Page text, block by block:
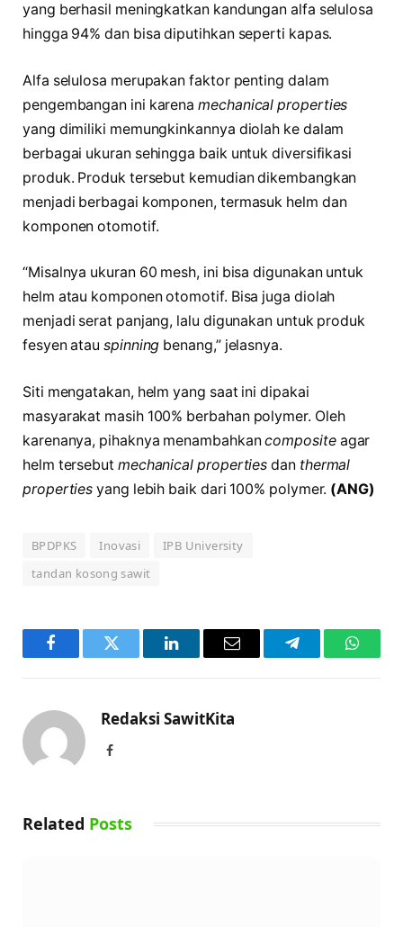
yang berhasil meningkatkan kandungan alfa selulosa
hingga 94% dan bisa diputihkan seperti kapas.
Alfa selulosa merupakan faktor penting dalam
pengembangan ini karenamechanical properties
yang dimiliki memungkinkannya diolah ke dalam
berbagai ukuran sehingga baik untuk diversifikasi
produk. Produk tersebut kemudian dikembangkan
menjadi berbagai komponen, termasuk helm dan
komponen otomotif.
“Misalnya ukuran 60 mesh, ini bisa digunakan untuk
helm atau komponen otomotif. Bisa juga diolah
menjadi serat panjang, lalu digunakan untuk produk
fesyen atauspinning benang,” jelasnya.
Siti mengatakan, helm yang saat ini dipakai
masyarakat masih 100% berbahan polymer. Oleh
karenanya, pihaknya menambahkancompositeagar
helm tersebut mechanical properties dan thermal
properties yang lebih baik dari 100% polymer. (ANG)
BPDPKS Inovasi
IPB University
tandan kosong sawit
FacebookTwitter LinkedInEmail Telegram
Redaksi SawitKita
Facebook
Related Posts